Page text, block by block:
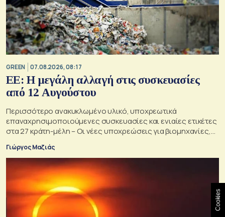
GREEN 07.08.2026, 08:17
ΕΕ: Η μεγάλη αλλαγή στις συσκευασίες
από 12 Αυγούστου
Περισσότερο ανακυκλωμένο υλικό, υποχρεωτικά
επαναχρησιμοποιούμενες συσκευασίες και ενιαίες ετικέτες
στα 27 κράτη-μέλη – Οι νέες υποχρεώσεις για βιομηχανίες,
σούπερ μάρκετ, εστιατόρια και καταναλωτές
Γιώργος Μαζιάς
Cookies